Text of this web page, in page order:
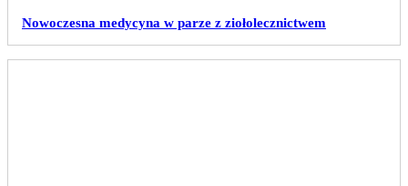
Nowoczesna medycyna w parze z ziołolecznictwem